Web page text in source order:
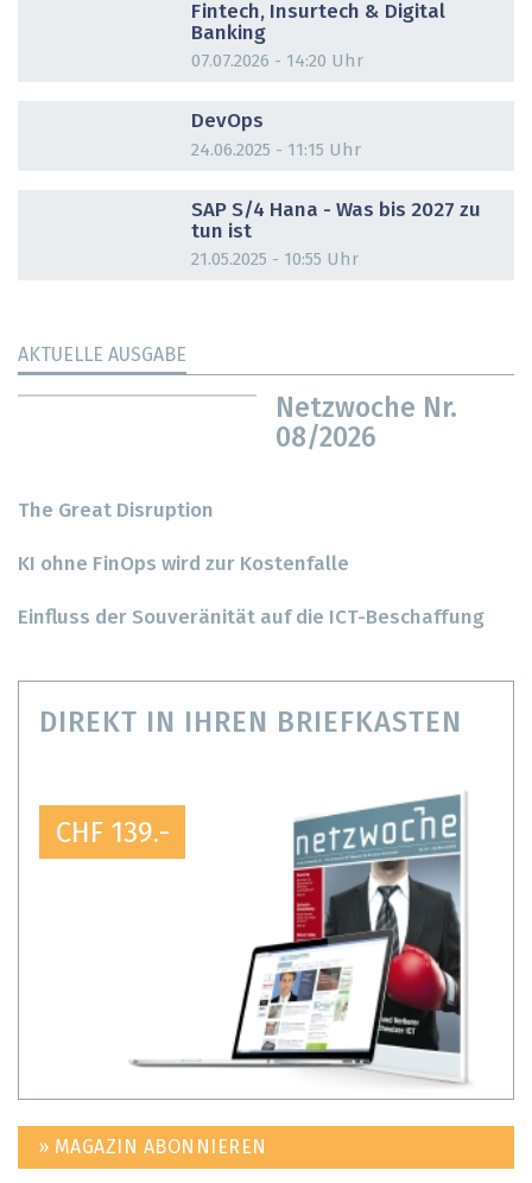
Fintech, Insurtech & Digital
Banking
07.07.2026 - 14:20 Uhr
DevOps
24.06.2025 - 11:15 Uhr
SAP S/4 Hana - Was bis 2027 zu
tun ist
21.05.2025 - 10:55 Uhr
AKTUELLE AUSGABE
Netzwoche Nr.
08/2026
The Great Disruption
KI ohne FinOps wird zur Kostenfalle
Einfluss der Souveränität auf die ICT-Beschaffung
DIREKT IN IHREN BRIEFKASTEN
CHF 139.-
» MAGAZIN ABONNIEREN